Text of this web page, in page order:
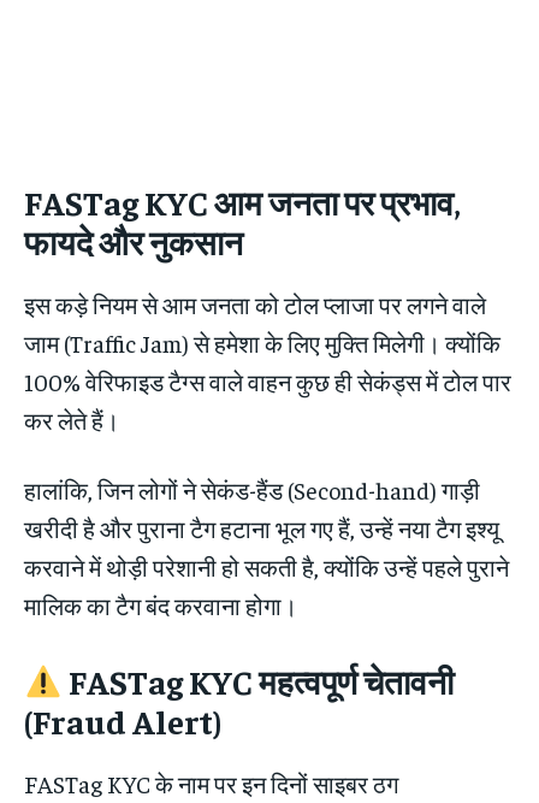
FASTag KYCआम जनता पर प्रभाव,
फायदे और नुकसान
इस कड़े नियम से आम जनता को टोल प्लाजा पर लगने वाले
जाम (Traffic Jam) से हमेशा के लिए मुक्ति मिलेगी। क्योंकि
100% वेरिफाइड टैग्स वाले वाहन कुछ ही सेकंड्स में टोल पार
कर लेते हैं।
हालांकि, जिन लोगों ने सेकंड-हैंड (Second-hand) गाड़ी
खरीदी है और पुराना टैग हटाना भूल गए हैं, उन्हें नया टैग इश्यू
करवाने में थोड़ी परेशानी हो सकती है, क्योंकि उन्हें पहले पुराने
मालिक का टैग बंद करवाना होगा।
FASTag KYCमहत्वपूर्ण चेतावनी
(Fraud Alert)
FASTag KYC के नाम पर इन दिनों साइबर ठग